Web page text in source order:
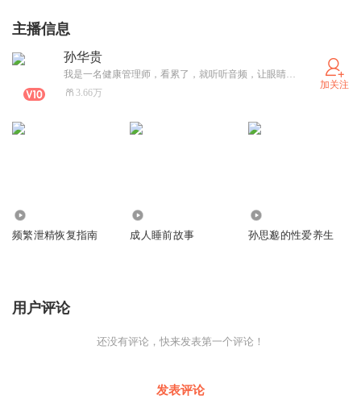
主播信息
孙华贵
我是一名健康管理师，看累了，就听听音频，让眼睛休息一下。
3.66万
加关注
频繁泄精恢复指南 成人睡前故事 孙思邈的性爱养生
用户评论
还没有评论，快来发表第一个评论！
发表评论